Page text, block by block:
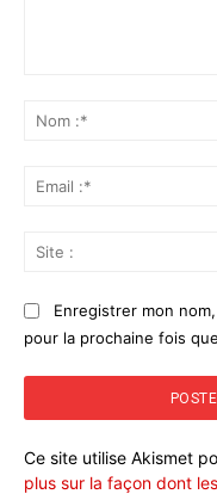
Enregistrer mon
pour la prochaine fois
Ce site utilise Akismet
plus sur la façon dont